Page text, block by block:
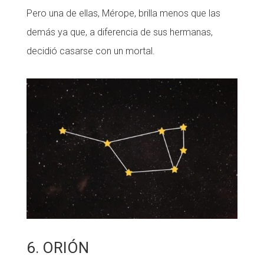
Pero una de ellas, Mérope, brilla menos que las
demás ya que, a diferencia de sus hermanas,
decidió casarse con un mortal.
6. ORIÓN